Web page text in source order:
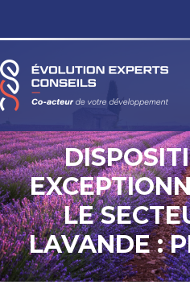
Aller
au
LE
LAVANDE :